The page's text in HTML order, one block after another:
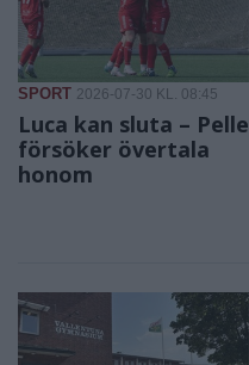
SPORT 2026-07-30 KL. 08:45
Luca kan sluta – Pelle
försöker övertala
honom